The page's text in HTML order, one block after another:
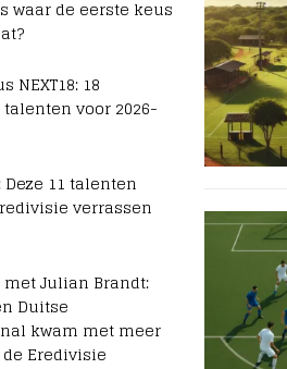
waar de eerste keus
NEXT18: 18
voor 2026-
Deze 11 talenten
verrassen
Julian Brandt:
Duitse
kwam met meer
Eredivisie